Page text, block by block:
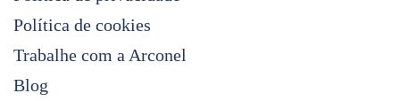
Política de cookies
Trabalhe com a Arconel
Blog